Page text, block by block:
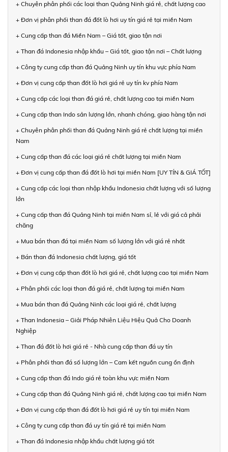
+ Chuyên phân phối các loại than Quảng Ninh giá rẻ, chất lượng cao
+ Đơn vị phân phối than đá đốt lò hơi uy tín giá rẻ tại miền Nam
+ Cung cấp than đá Miền Nam – Giá tốt, giao tận nơi
+ Than đá Indonesia nhập khẩu – Giá tốt, giao tận nơi – Chất lượng
+ Công ty cung cấp than đá Quảng Ninh uy tín khu vực phía Nam
+ Đơn vị cung cấp than đốt lò hơi giá rẻ uy tín kv phía Nam
+ Cung cấp các loại than đá giá rẻ, chất lượng cao tại miền Nam
+ Cung cấp than Indo sản lượng lớn, nhanh chóng, giao hàng tận nơi
+ Chuyên phân phối than đá Quảng Ninh giá rẻ chất lượng tại miền
Nam
+ Cung cấp than đá các loại giá rẻ chất lượng tại miền Nam
+ Đơn vị cung cấp than đá đốt lò hơi tại miền Nam [UY TÍN & GIÁ TỐT]
+ Cung cấp các loại than nhập khẩu Indonesia chất lượng với số lượng
lớn
+ Cung cấp than đá Quảng Ninh tại miền Nam sỉ, lẻ với giá cả phải
chăng
+ Mua bán than đá tại miền Nam số lượng lớn với giá rẻ nhất
+ Bán than đá Indonesia chất lượng, giá tốt
+ Đơn vị cung cấp than đốt lò hơi giá rẻ, chất lượng cao tại miền Nam
+ Phân phối các loại than đá giá rẻ, chất lượng tại miền Nam
+ Mua bán than đá Quảng Ninh các loại giá rẻ, chất lượng
+ Than Indonesia – Giải Pháp Nhiên Liệu Hiệu Quả Cho Doanh
Nghiệp
+ Than đá đốt lò hơi giá rẻ - Nhà cung cấp than đá uy tín
+ Phân phối than đá số lượng lớn – Cam kết nguồn cung ổn định
+ Cung cấp than đá Indo giá rẻ toàn khu vực miền Nam
+ Cung cấp than đá Quảng Ninh giá rẻ, chất lượng cao tại miền Nam
+ Đơn vị cung cấp than đá đốt lò hơi giá rẻ uy tín tại miền Nam
+ Công ty cung cấp than đá uy tín giá rẻ tại miền Nam
+ Than đá Indonesia nhập khẩu chất lượng giá tốt